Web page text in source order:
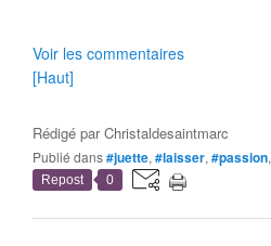
Voir les commentaires
[Haut]
Rédigé parChristaldesaintmarc
Publié dans#juette, #laisser, #passion,
Repost 0